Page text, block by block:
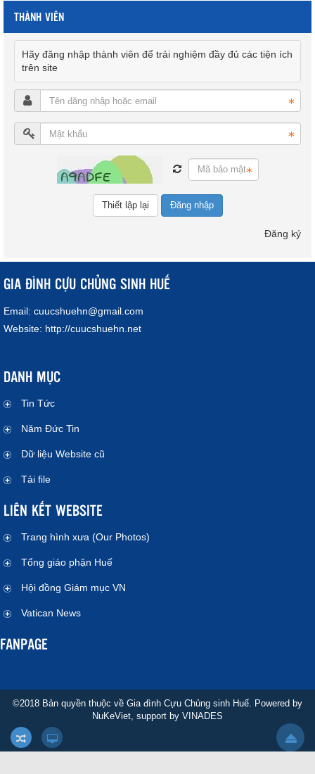
THÀNH VIÊN
Hãy đăng nhập thành viên để trải nghiệm đầy đủ các tiện ích
trên site
Đăng nhập
Đăng ký
GIA ĐÌNH CỰU CHỦNG SINH HUẾ
Email: cuucshuehn@gmail.com
Website: http://cuucshuehn.net
DANH MỤC
Tin Tức
Năm Đức Tin
Dữ liệu Website cũ
Tải file
LIÊN KẾT WEBSITE
Trang hình xưa (Our Photos)
Tổng giáo phận Huế
Hội đồng Giám mục VN
Vatican News
FANPAGE
©2018 Bản quyền thuộc về Gia đình Cựu Chủng sinh Huế. Powered by
NuKeViet, support by VINADES